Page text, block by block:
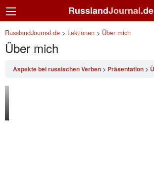
RusslandJournal.de
RusslandJournal.de > Lektionen > Über mich
Über mich
Aspekte bei russischen Verben Präsentation